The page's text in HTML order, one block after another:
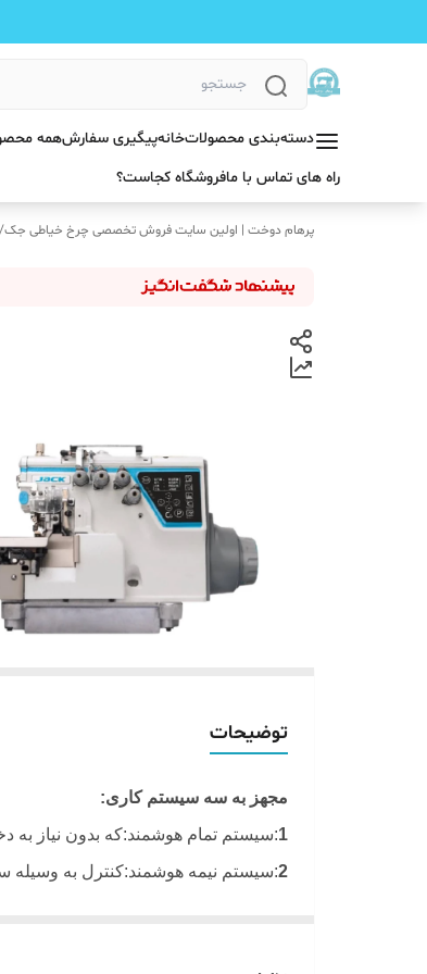
دسته‌بندی محصولاتخانهپیگیری سفارشهمه
راه های تماس با مافروشگاه کجاست؟
پرهام دوخت | اولین سایت فروش تخصصی چرخ خیاطی جک/
توضیحات
مجهز به سه سیستم کاری:
1:سیستم تمام هوشمند:که بدون نیاز به
2:سیستم نیمه هوشمند:کنترل به وسیله